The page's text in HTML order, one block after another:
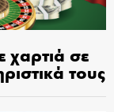
χαρτιά σε
τους